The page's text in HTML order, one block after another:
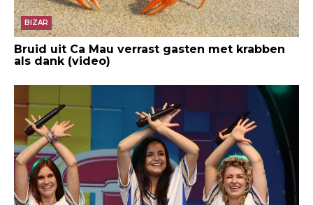
BIZAR
Bruid uit Ca Mau verrast gasten met krabben
als dank (video)